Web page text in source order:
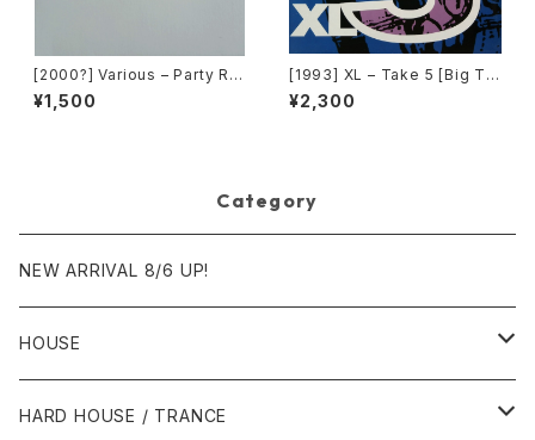
[2000?] Various – Party Re
mixers Volume 5 [OPR]
¥1,500
[1993] XL – Take 5 [Big Ti
me International]
¥2,300
Category
NEW ARRIVAL 8/6 UP!
HOUSE
1980年代
HARD HOUSE / TRANCE